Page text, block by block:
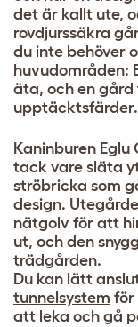
det är kallt ute,
rovdjurssäkra
du inte behöver
huvudområden:
äta, och en
upptäcktsfärder.
Kaninburen Eglu
tack vare släta
ströbricka som
design.
nätgolv för att
ut, och den
trädgården.
Du kan lätt
tunnelsystem för
att leka och gå